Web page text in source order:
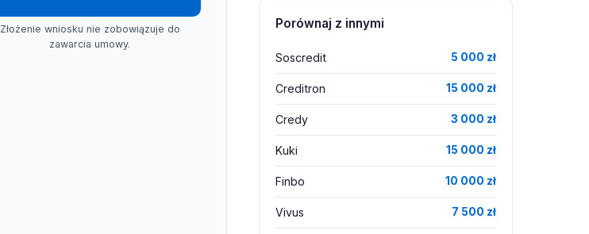
Złożenie wniosku nie zobowiązuje do
zawarcia umowy.
Porównaj z innymi
Soscredit 5 000 zł
Creditron 15 000 zł
Credy 3 000 zł
Kuki 15 000 zł
Finbo 10 000 zł
Vivus 7 500 zł